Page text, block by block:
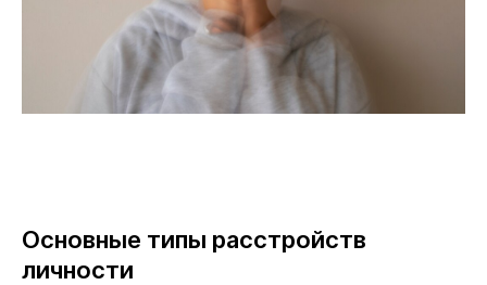
Основные типы расстройств
личности